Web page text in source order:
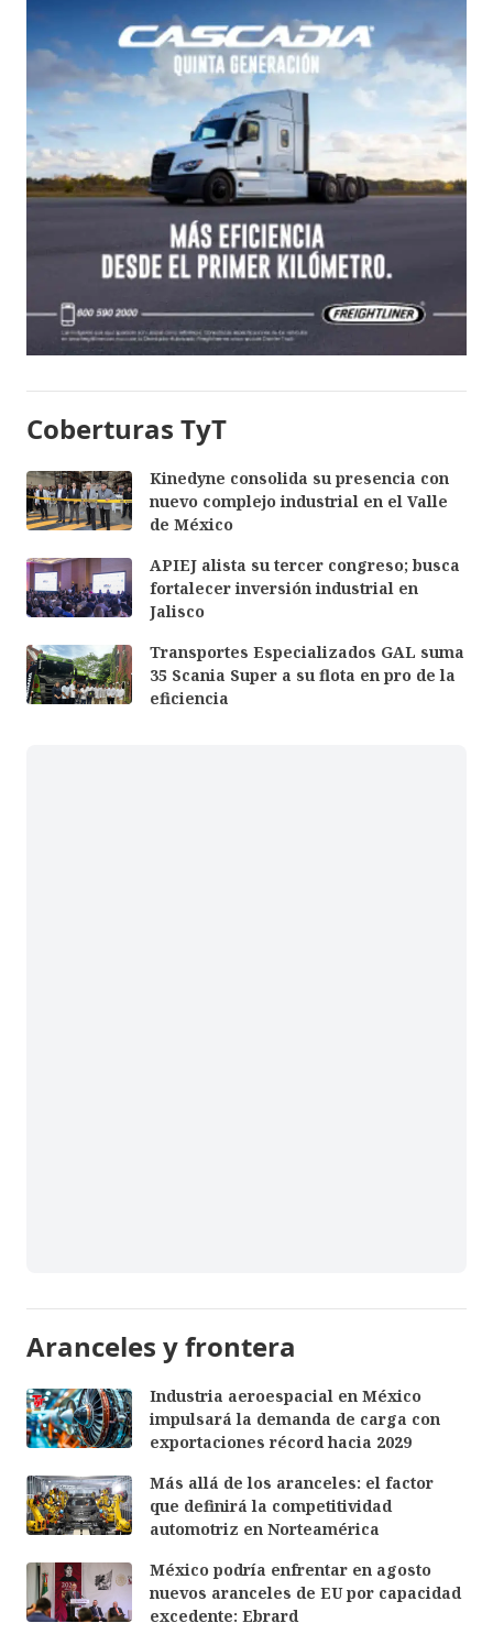
Coberturas TyT
Kinedyne consolida su presencia con
nuevo complejo industrial en el Valle
de México
APIEJ alista su tercer congreso; busca
fortalecer inversión industrial en
Jalisco
Transportes Especializados GAL suma
35 Scania Super a su flota en pro de la
eficiencia
Aranceles y frontera
Industria aeroespacial en México
impulsará la demanda de carga con
exportaciones récord hacia 2029
Más allá de los aranceles: el factor
que definirá la competitividad
automotriz en Norteamérica
México podría enfrentar en agosto
nuevos aranceles de EU por capacidad
excedente: Ebrard